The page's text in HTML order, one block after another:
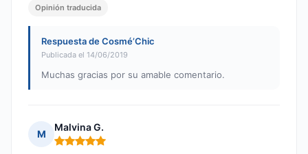
Opinión traducida
Respuesta de Cosmé’Chic
Publicada el 14/06/2019
Muchas gracias por su amable comentario.
M
Malvina G.
Nota: 5 de 5